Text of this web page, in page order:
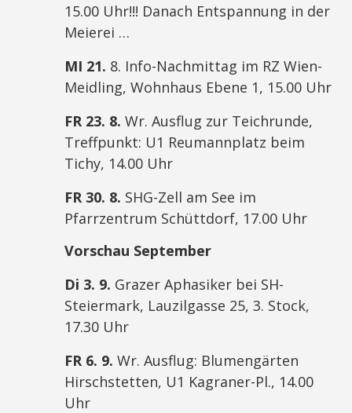
15.00 Uhr!!! Danach Entspannung in der
Meierei …
MI 21. 8. Info-Nachmittag im RZ Wien-
Meidling, Wohnhaus Ebene 1, 15.00 Uhr
FR 23. 8. Wr. Ausflug zur Teichrunde,
Treffpunkt: U1 Reumannplatz beim
Tichy, 14.00 Uhr
FR 30. 8. SHG-Zell am See im
Pfarrzentrum Schüttdorf, 17.00 Uhr
Vorschau September
Di 3. 9. Grazer Aphasiker bei SH-
Steiermark, Lauzilgasse 25, 3. Stock,
17.30 Uhr
FR 6. 9.Wr. Ausflug: Blumengärten
Hirschstetten, U1 Kagraner-Pl., 14.00
Uhr